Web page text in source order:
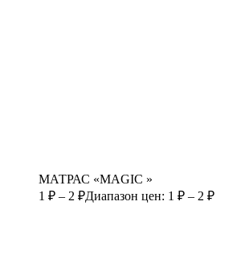
МАТРАС «MAGIC »
1 ₽ – 2 ₽Диапазон цен: 1 ₽ – 2 ₽